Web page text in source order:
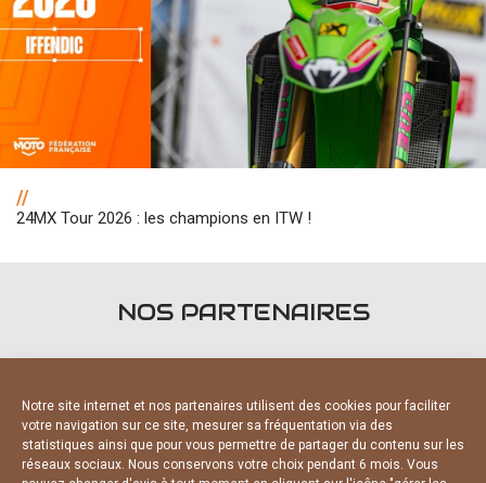
Notre site internet et nos partenaires utilisent des cookies pour faciliter
votre navigation sur ce site, mesurer sa fréquentation via des
statistiques ainsi que pour vous permettre de partager du contenu sur les
réseaux sociaux. Nous conservons votre choix pendant 6 mois. Vous
//
24MX Tour 2026 : les champions en ITW !
NOS PARTENAIRES
PARTENAIRES OFFICIELS